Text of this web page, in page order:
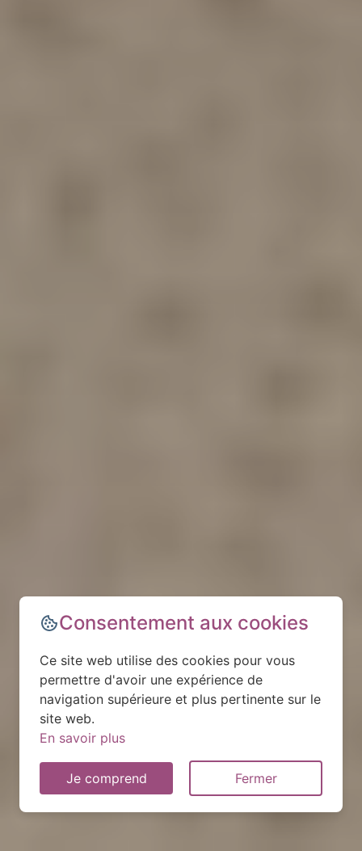
Consentement aux cookies
Ce site web utilise des cookies pour vous
permettre d'avoir une expérience de
navigation supérieure et plus pertinente sur le
site web.
En savoir plus
Je comprend Fermer